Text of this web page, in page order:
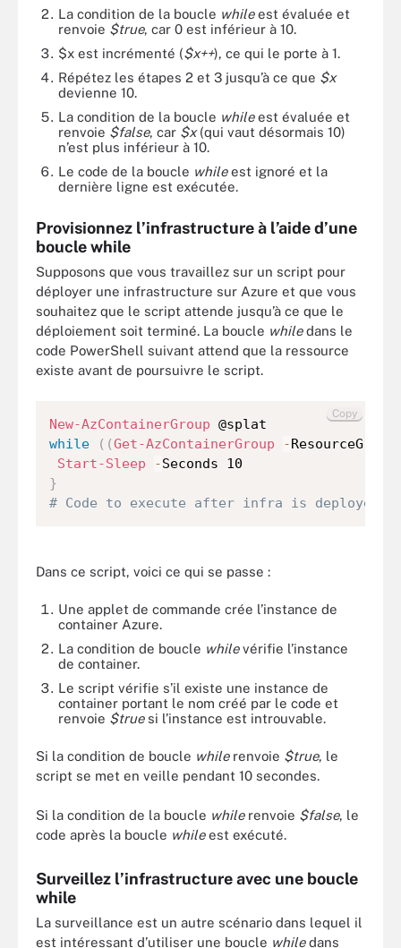
La condition de la boucle whileest évaluée et
renvoie $true, car 0 est inférieur à 10.
$x est incrémenté ($x++), ce qui le porte à 1.
Répétez les étapes 2 et 3 jusqu’à ce que $x
devienne 10.
La condition de la boucle whileest évaluée et
renvoie $false, car $x(qui vaut désormais 10)
n’est plus inférieur à 10.
Le code de la boucle whileest ignoré et la
dernière ligne est exécutée.
Provisionnez l’infrastructure à l’aide d’une
boucle while
Supposons que vous travaillez sur un script pour
déployer une infrastructure sur Azure et que vous
souhaitez que le script attende jusqu’à ce que le
déploiement soit terminé. La boucle whiledans le
code PowerShell suivant attend que la ressource
existe avant de poursuivre le script.
New-AzContainerGroup
while
( (Get-AzContainerGroup -
Start-Sleep
-
}
# Code to execute after infra is deployed
Copy
Dans ce script, voici ce qui se passe :
Une applet de commande crée l’instance de
container Azure.
La condition de boucle whilevérifie l’instance
de container.
Le script vérifie s’il existe une instance de
container portant le nom créé par le code et
renvoie $true si l’instance est introuvable.
Si la condition de boucle whilerenvoie $true, le
script se met en veille pendant 10 secondes.
Si la condition de la boucle whilerenvoie $false, le
code après la boucle whileest exécuté.
Surveillez l’infrastructure avec une boucle
while
La surveillance est un autre scénario dans lequel il
est intéressant d’utiliser une boucle whiledans